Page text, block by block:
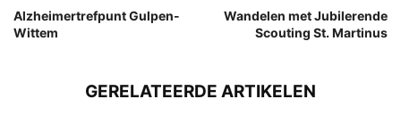
Alzheimertrefpunt Gulpen-
Wittem
Wandelen met Jubilerende
Scouting St. Martinus
GERELATEERDE ARTIKELEN